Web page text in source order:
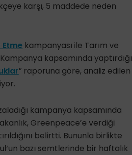
karşı, 5 maddede neden
Etme kampanyası ile Tarım ve
kapsamında yaptırdığı
” raporuna göre, analiz edilen
kampanya kapsamında
Greenpeace’e verdiği
belirtti. Bununla birlikte
bazı semtlerinde bir haftalık